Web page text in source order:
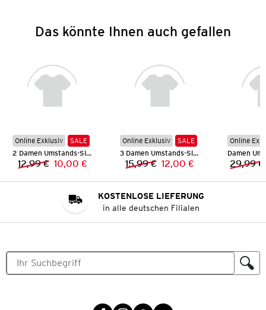
Das könnte Ihnen auch gefallen
Online Exklusiv
SALE
2 Damen Umstands-Slips
Vorheriger Preis:
12,99 € Neuer Preis:
10,00 €
Online Exklusiv
SALE
3 Damen Umstands-Slips
Vorheriger Preis:
15,99 € Neuer Preis:
12,00 €
Online
29,99 €
KOSTENLOSE LIEFERUNG
in alle deutschen Filialen